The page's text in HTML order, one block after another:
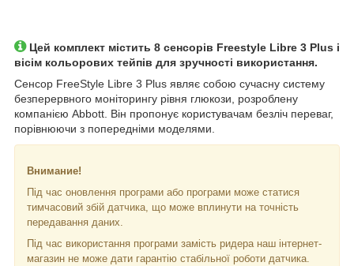
Цей комплект містить 8 сенсорів Freestyle Libre 3 Plus і
вісім кольорових тейпів для зручності використання.
Сенсор FreeStyle Libre 3 Plus являє собою сучасну систему
безперервного моніторингу рівня глюкози, розроблену
компанією Abbott. Він пропонує користувачам безліч переваг,
порівнюючи з попередніми моделями.
Внимание!
Під час оновлення програми або програми може статися
тимчасовий збій датчика, що може вплинути на точність
передавання даних.
Під час використання програми замість ридера наш інтернет-
магазин не може дати гарантію стабільної роботи датчика.